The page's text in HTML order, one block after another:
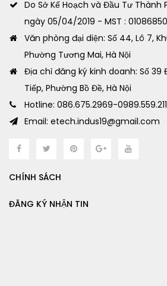
Do Sở Kế Hoạch và Đầu Tư Thành
ngày 05/04/2019 - MST :
Văn phòng đại diện: Số 44, Lô 7,
Phường Tương Mai, Hà Nội
Địa chỉ đăng ký kinh doanh: Số 39
Tiếp, Phường Bồ Đề, Hà Nội
Hotline: 086.675.2969-0989.559.211
Email: etech.indus19@gmail.com
CHÍNH SÁCH
ĐĂNG KÝ NHẬN TIN